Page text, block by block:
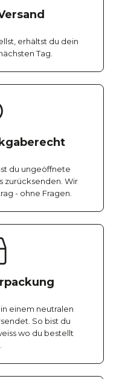
erhältst du dein
Tag.
du ungeöffnete
zurücksenden. Wir
- ohne Fragen.
einem neutralen
So bist du
wo du bestellt